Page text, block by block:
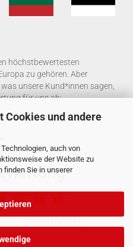
Cookies und andere
auch von
der Website zu
finden Sie in unserer
höchstbewertesten
zu gehören. Aber
unsere Kund*innen sagen,
für uns ab: